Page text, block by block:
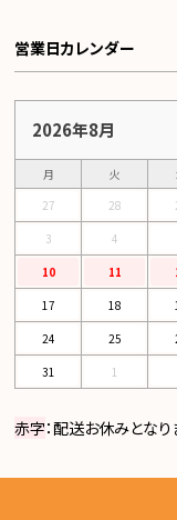
営業日カレンダー
2026年8月
月 火
27
28
3
4
10
11
17
18
24
25
31
1
赤字：配送お休みとなり